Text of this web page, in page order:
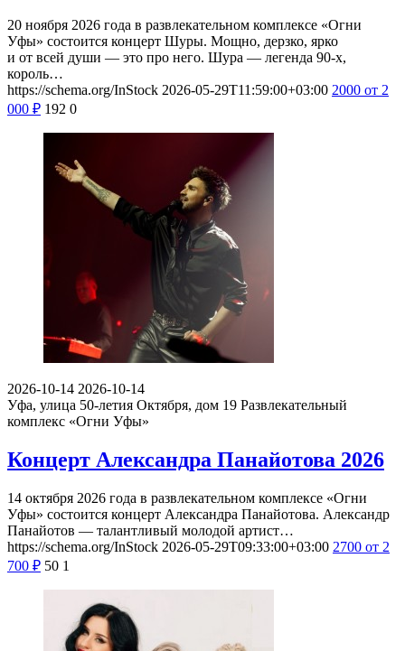
20 ноября 2026 года в развлекательном комплексе «Огни
Уфы» состоится концерт Шуры. Мощно, дерзко, ярко
и от всей души — это про него. Шура — легенда 90-х,
король…
https://schema.org/InStock 2026-05-29T11:59:00+03:00 2000 от 2
000 ₽ 192 0
2026-10-14 2026-10-14
Уфа, улица 50-летия Октября, дом 19 Развлекательный
комплекс «Огни Уфы»
Концерт Александра Панайотова 2026
14 октября 2026 года в развлекательном комплексе «Огни
Уфы» состоится концерт Александра Панайотова. Александр
Панайотов — талантливый молодой артист…
https://schema.org/InStock 2026-05-29T09:33:00+03:00 2700 от 2
700 ₽ 50 1